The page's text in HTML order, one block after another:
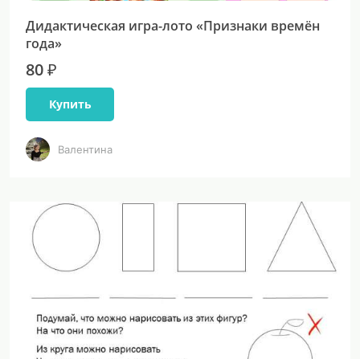
Дидактическая игра-лото «Признаки времён
года»
80 ₽
Купить
Валентина